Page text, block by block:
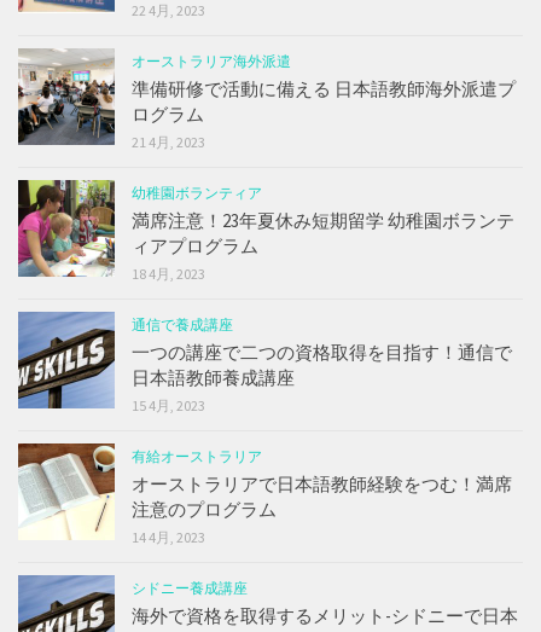
22 4月, 2023
オーストラリア海外派遣
準備研修で活動に備える 日本語教師海外派遣プ
ログラム
21 4月, 2023
幼稚園ボランティア
満席注意！23年夏休み短期留学 幼稚園ボランテ
ィアプログラム
18 4月, 2023
通信で養成講座
一つの講座で二つの資格取得を目指す！通信で
日本語教師養成講座
15 4月, 2023
有給オーストラリア
オーストラリアで日本語教師経験をつむ！満席
注意のプログラム
14 4月, 2023
シドニー養成講座
海外で資格を取得するメリット-シドニーで日本